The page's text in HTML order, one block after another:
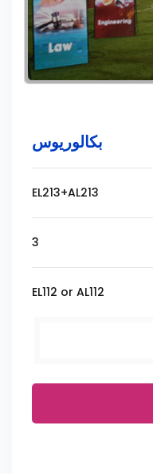
بكالوريوس
EL213+AL213
3
EL112 or AL112